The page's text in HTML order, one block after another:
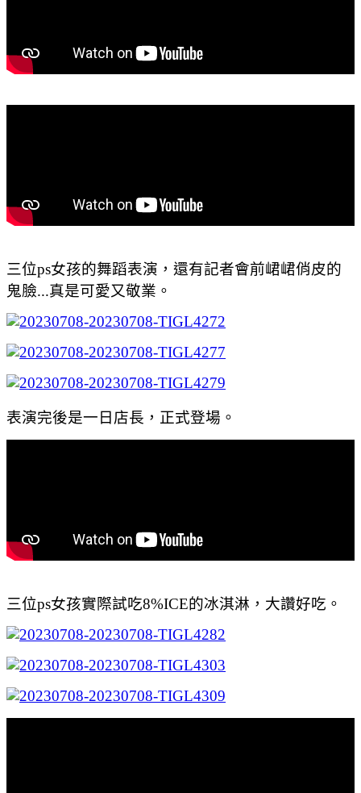
三位ps女孩的舞蹈表演，還有記者會前峮峮俏皮的
鬼臉...真是可愛又敬業。
表演完後是一日店長，正式登場。
三位ps女孩實際試吃8%ICE的冰淇淋，大讚好吃。